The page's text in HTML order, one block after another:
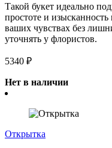
Такой букет идеально
простоте и
ваших чувствах без
уточнять у флористов.
5340 ₽
Нет в наличии
Открытка